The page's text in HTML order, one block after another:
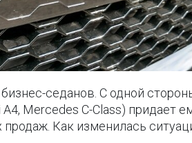
седанов. С одной
Mercedes C-Class) придает
Как изменилась